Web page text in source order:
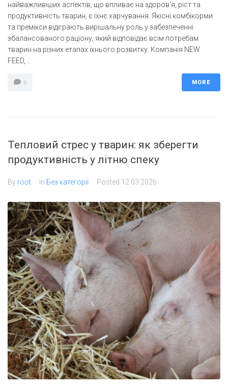
найважливіших аспектів, що впливає на здоров'я, ріст та
продуктивність тварин, є їхнє харчування. Якісні комбікорми
та премікси відіграють вирішальну роль у забезпеченні
збалансованого раціону, який відповідає всім потребам
тварин на різних етапах їхнього розвитку. Компанія NEW
FEED,...
0 MORE
Тепловий стрес у тварин: як зберегти
продуктивність у літню спеку
By root In Без категорії Posted 12.03.2026